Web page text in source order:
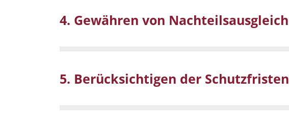
4. Gewähren von Nachteilsausgleich
5. Berücksichtigen der Schutzfristen